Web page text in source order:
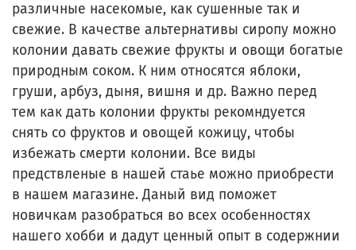
различные насекомые, как сушенные так и
свежие. В качестве альтернативы сиропу можно
колонии давать свежие фрукты и овощи богатые
природным соком. К ним относятся яблоки,
груши, арбуз, дыня, вишня и др. Важно перед
тем как дать колонии фрукты рекомндуется
снять со фруктов и овощей кожицу, чтобы
избежать смерти колонии. Все виды
предствленые в нашей стаье можно приобрести
в нашем магазине. Даный вид поможет
новичкам разобраться во всех особенностях
нашего хобби и дадут ценный опыт в содержнии